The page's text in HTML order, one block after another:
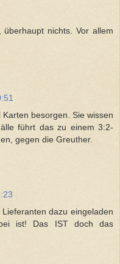
nichts. Vor allem
besorgen. Sie wissen
führt das zu einem 3:2-
gegen die Greuther.
dazu eingeladen
ist! Das IST doch das